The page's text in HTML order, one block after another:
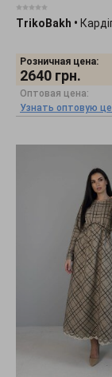
TrikoBakh •
Розничная цена:
2640 грн.
Оптовая цена:
Узнать оптовую